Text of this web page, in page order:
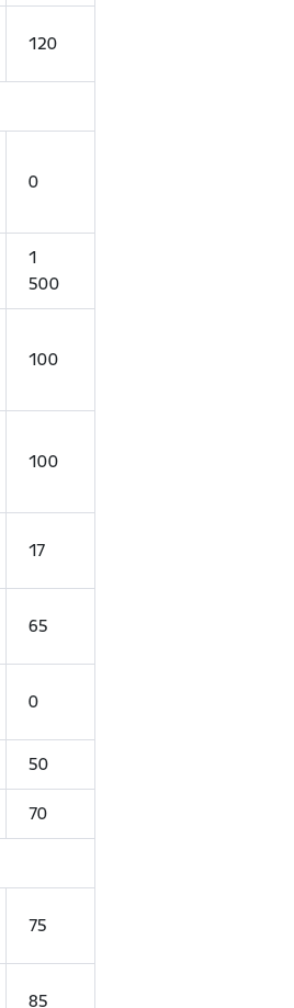
120
0
1
500
100
100
17
65
0
50
70
75
85